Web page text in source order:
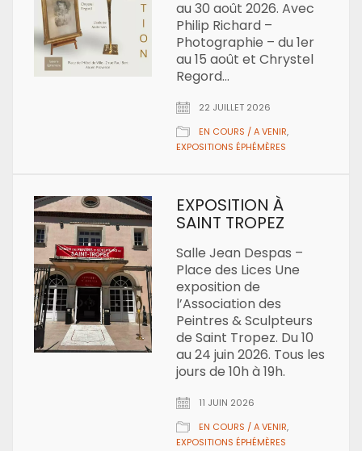
au 30 août 2026. Avec
Philip Richard –
Photographie – du 1er
au 15 août et Chrystel
Regord…
22 JUILLET 2026
EN COURS / A VENIR,
EXPOSITIONS ÉPHÉMÈRES
EXPOSITION À
SAINT TROPEZ
Salle Jean Despas –
Place des Lices Une
exposition de
l’Association des
Peintres & Sculpteurs
de Saint Tropez. Du 10
au 24 juin 2026. Tous les
jours de 10h à 19h.
11 JUIN 2026
EN COURS / A VENIR,
EXPOSITIONS ÉPHÉMÈRES